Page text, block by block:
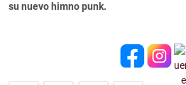
su nuevo himno punk.